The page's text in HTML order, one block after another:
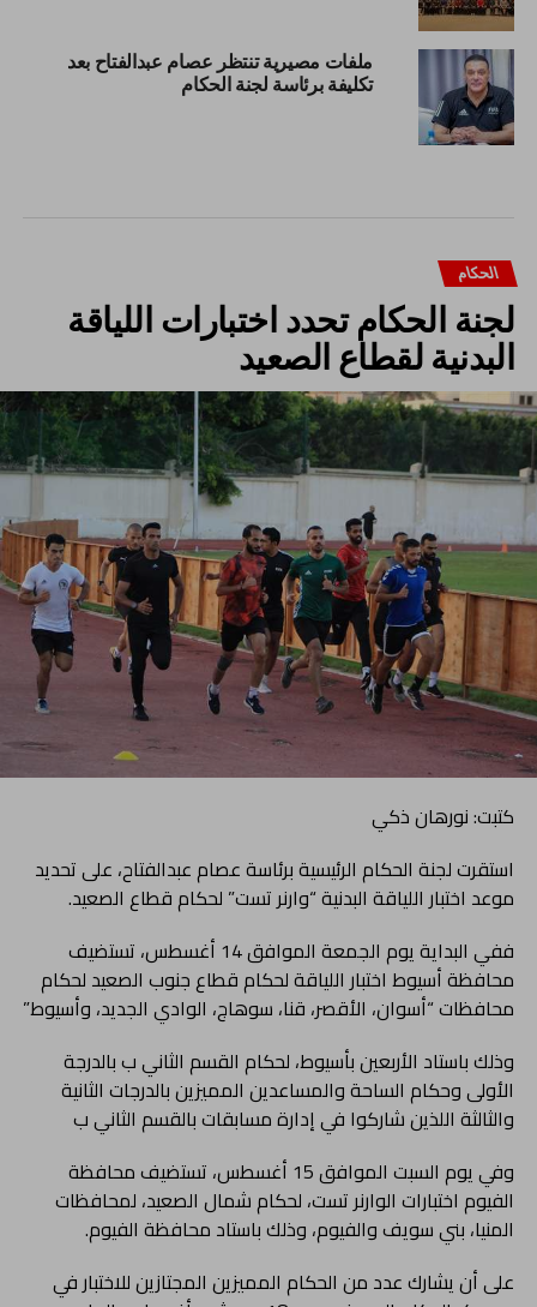
ملفات مصيرية تنتظر عصام عبدالفتاح بعد
تكليفة برئاسة لجنة الحكام
الحكام
لجنة الحكام تحدد اختبارات اللياقة
البدنية لقطاع الصعيد
كتبت: نورهان ذكي
استقرت لجنة الحكام الرئيسية برئاسة عصام عبدالفتاح، على تحديد
موعد اختبار اللياقة البدنية “وارنر تست” لحكام قطاع الصعيد.
ففي البداية يوم الجمعة الموافق 14 أغسطس، تستضيف
محافظة أسيوط اختبار اللياقة لحكام قطاع جنوب الصعيد لحكام
محافظات “أسوان، الأقصر، قنا، سوهاج، الوادي الجديد، وأسيوط”
وذلك باستاد الأربعين بأسيوط، لحكام القسم الثاني ب بالدرجة
الأولى وحكام الساحة والمساعدين المميزين بالدرجات الثانية
والثالثة اللذين شاركوا في إدارة مسابقات بالقسم الثاني ب
وفي يوم السبت الموافق 15 أغسطس، تستضيف محافظة
الفيوم اختبارات الوارنر تست، لحكام شمال الصعيد، لمحافظات
المنيا، بني سويف والفيوم، وذلك باستاد محافظة الفيوم.
على أن يشارك عدد من الحكام المميزين المجتازين للاختبار في